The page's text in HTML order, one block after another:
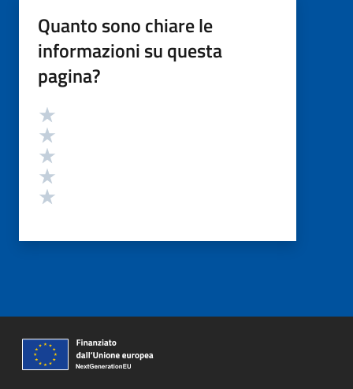
Quanto sono chiare le
informazioni su questa
pagina?
Valutazione